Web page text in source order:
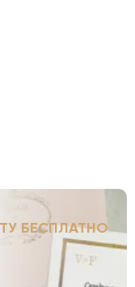
БЕСПЛАТНО